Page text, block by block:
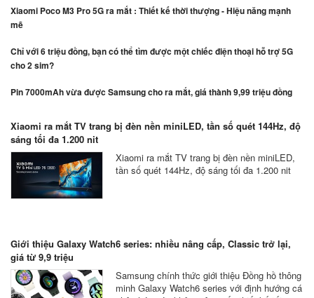
Xiaomi Poco M3 Pro 5G ra mắt : Thiết kế thời thượng - Hiệu năng mạnh
mẽ
Chỉ với 6 triệu đồng, bạn có thể tìm được một chiếc điện thoại hỗ trợ 5G
cho 2 sim?
Pin 7000mAh vừa được Samsung cho ra mắt, giá thành 9,99 triệu đồng
Xiaomi ra mắt TV trang bị đèn nền miniLED, tần số quét 144Hz, độ
sáng tối đa 1.200 nit
Xiaomi ra mắt TV trang bị đèn nền miniLED,
tần số quét 144Hz, độ sáng tối đa 1.200 nit
Giới thiệu Galaxy Watch6 series: nhiều nâng cấp, Classic trở lại,
giá từ 9,9 triệu
Samsung chính thức giới thiệu Đồng hồ thông
minh Galaxy Watch6 series với định hướng cá